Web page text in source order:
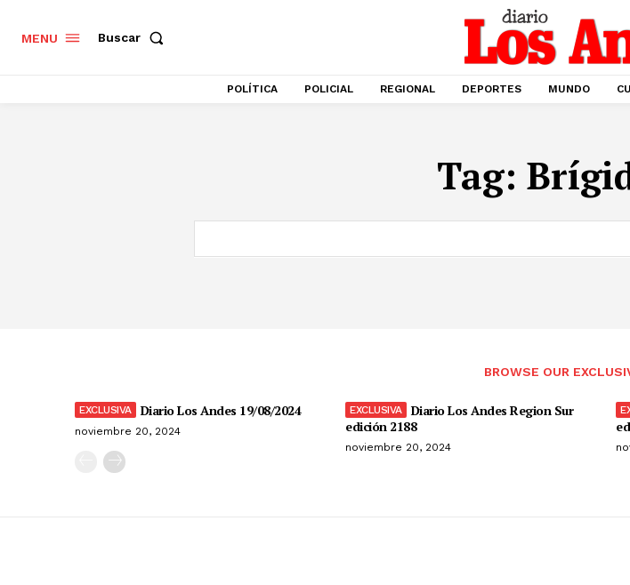
MENU Buscar
POLÍTICA POLICIAL REGIONAL DEPORTES MUNDO
Tag:
BROWSE OUR
Diario Los Andes 19/08/2024
noviembre 20, 2024
Diario Los Andes Region Sur
edición 2188
noviembre 20, 2024